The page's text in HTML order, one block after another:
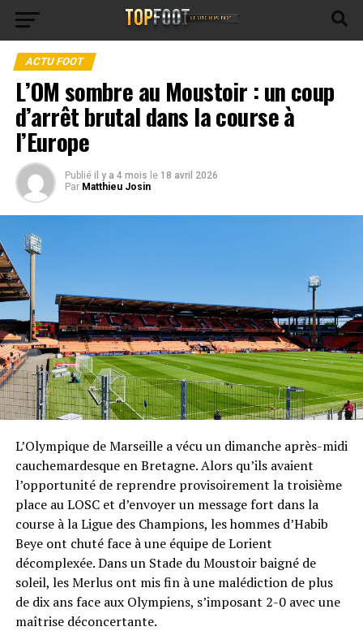
ACTU FOOT
L’OM sombre au Moustoir : un coup
d’arrêt brutal dans la course à
l’Europe
Publié il y a 4 mois le 18 avril 2026
Par Matthieu Josin
L’Olympique de Marseille a vécu un dimanche après-midi
cauchemardesque en Bretagne. Alors qu’ils avaient
l’opportunité de reprendre provisoirement la troisième
place au LOSC et d’envoyer un message fort dans la
course à la Ligue des Champions, les hommes d’Habib
Beye ont chuté face à une équipe de Lorient
décomplexée. Dans un Stade du Moustoir baigné de
soleil, les Merlus ont mis fin à une malédiction de plus
de dix ans face aux Olympiens, s’imposant 2-0 avec une
maîtrise déconcertante.